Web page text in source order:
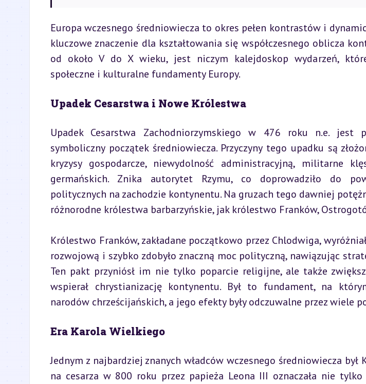
Europa wczesnego średniowiecza to okres pełen kontrastów i
kluczowe znaczenie dla kształtowania się współczesnego oblicza
od około V do X wieku, jest niczym kalejdoskop wydarzeń,
społeczne i kulturalne fundamenty Europy.
Upadek Cesarstwa i Nowe Królestwa
Upadek Cesarstwa Zachodniorzymskiego w 476 roku n.e. jest
symboliczny początek średniowiecza. Przyczyny tego upadku są
kryzysy gospodarcze, niewydolność administracyjną, militarne
germańskich. Znika autorytet Rzymu, co doprowadziło do
politycznych na zachodzie kontynentu. Na gruzach tego dawniej
różnorodne królestwa barbarzyńskie, jak królestwo Franków,
Królestwo Franków, zakładane początkowo przez Chlodwiga,
rozwojową i szybko zdobyło znaczną moc polityczną, nawiązując
Ten pakt przyniósł im nie tylko poparcie religijne, ale także
wspierał chrystianizację kontynentu. Był to fundament, na
narodów chrześcijańskich, a jego efekty były odczuwalne przez wiele
Era Karola Wielkiego
Jednym z najbardziej znanych władców wczesnego średniowiecza był
na cesarza w 800 roku przez papieża Leona III oznaczała nie